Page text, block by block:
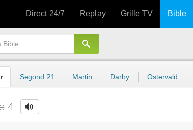
Direct 24/7 Replay Grille TV Bible
Segond 21 Martin Darby Ostervald
4